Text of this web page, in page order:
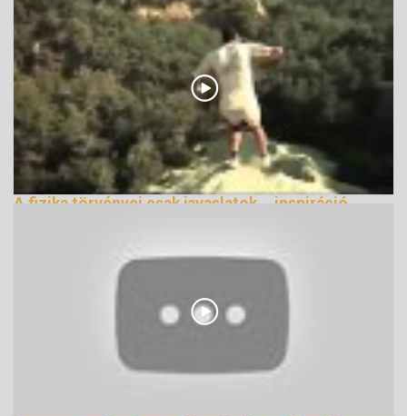
A fizika törvényei csak javaslatok... inspiráció